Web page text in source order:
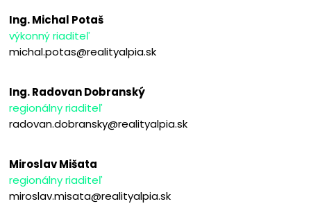
Ing. Michal Potaš
výkonný riaditeľ
michal.potas@realityalpia.sk
Ing. Radovan Dobranský
regionálny riaditeľ
radovan.dobransky@realityalpia.sk
Miroslav Mišata
regionálny riaditeľ
miroslav.misata@realityalpia.sk